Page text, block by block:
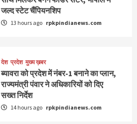
जल्द स्टेट चैंपियनशिप
13 hours ago rpkpindianews.com
देश प्रदेश मुख्य ख़बर
ब्यावरा को प्रदेश में नंबर-1 बनाने का प्लान,
राज्यमंत्री पंवार ने अधिकारियों को दिए
सख्त निर्देश
14 hours ago rpkpindianews.com